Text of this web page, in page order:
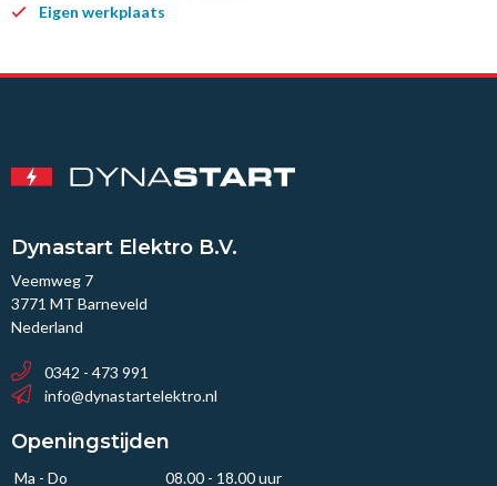
Eigen werkplaats
Dynastart Elektro B.V.
Veemweg 7
3771 MT Barneveld
Nederland
0342 - 473 991
info@dynastartelektro.nl
Openingstijden
Ma - Do
08.00 - 18.00 uur